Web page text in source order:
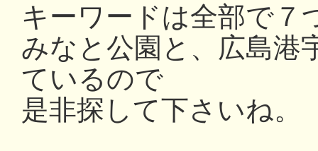
キーワードは全部
みなと公園と、広島港
ているので
是非探して下さいね。